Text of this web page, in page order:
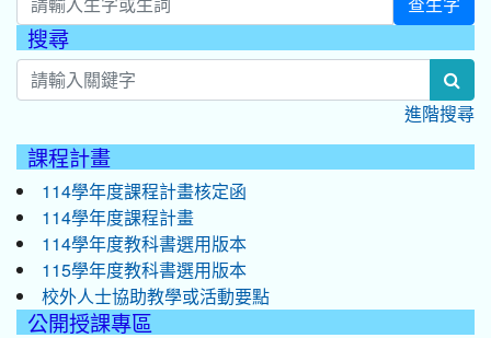
查生字
搜尋
進階搜尋
課程計畫
114學年度課程計畫核定函
114學年度課程計畫
114學年度教科書選用版本
115學年度教科書選用版本
校外人士協助教學或活動要點
公開授課專區